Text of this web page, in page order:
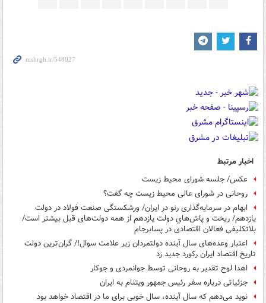
اخبار مرتبط
عکس/ جلسه شورای محیط زیست
روحانی در شورای عالی محیط زیست چه گفت؟
ابهام در سرمایه‌گذاری رنو در ایران/ ورشکستگی صنعت فولاد در دولت
یازدهم/ ريخت و پاش‌هاي دولت يازدهم از همه دولت‌های قبل بیشتر است/
بلاتکلیفی فعالان اقتصادی در پسابرجام
اعتبار وعده‌های سال آینده دولتمردان زیر علامت سوال!/ گران‌ترین دولت
تاریخ اقتصاد ایران رکورد جدید زد
اهدا لوح تقدیر به روحانی توسط جوانمردی و جوکار
جزئیاتی درباره سفر رئیس جمهور ویتنام به ایران
نوید می‌دهم که سال آینده، سال خوبی برای ما در اقتصاد خواهد بود